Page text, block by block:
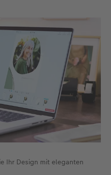
Hilfe
Ihr Design mit eleganten